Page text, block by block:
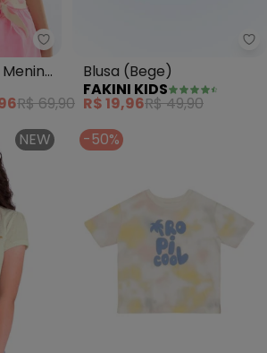
Quimby - Blusa Estampada
R$ 69,90
Blusa (Bege)
FAKINI KIDS
R$ 19,96R$ 49,90
NEW -50%